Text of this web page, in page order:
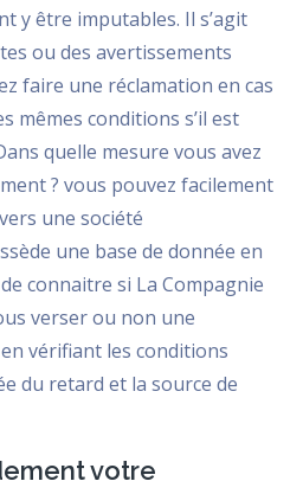
y être imputables. Il s’agit
ou des avertissements
faire une réclamation en cas
mêmes conditions s’il est
quelle mesure vous avez
? vous pouvez facilement
une société
une base de donnée en
connaitre si La Compagnie
verser ou non une
vérifiant les conditions
du retard et la source de
votre